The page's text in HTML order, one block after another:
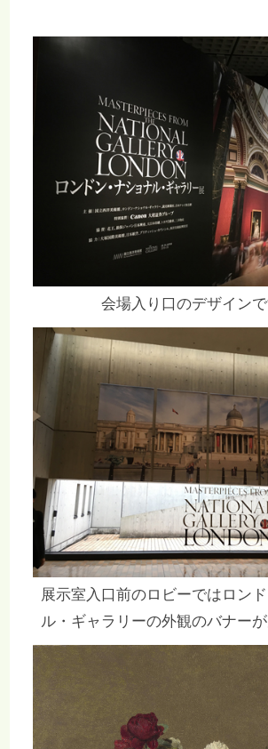
会場入り口のデザインで
展示室入口前のロビーではロン
ル・ギャラリーの外観のバナーが